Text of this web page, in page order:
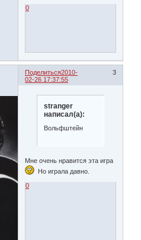
0
Поделиться 3
2010-
02-26 17:37:55
stranger
написал(а):
Вольфштейн
Мне очень нравится эта игра
Но играла давно.
0